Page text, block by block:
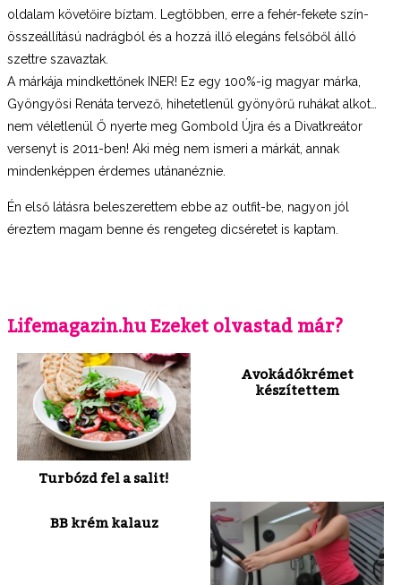
oldalam követőire bíztam. Legtöbben, erre a fehér-fekete szín-
összeállítású nadrágból és a hozzá illő elegáns felsőből álló
szettre szavaztak.
A márkája mindkettőnek INER! Ez egy 100%-ig magyar márka,
Gyöngyösi Renáta tervező, hihetetlenül gyönyörű ruhákat alkot…
nem véletlenül Ő nyerte meg Gombold Újra és a Divatkreátor
versenyt is 2011-ben! Aki még nem ismeri a márkát, annak
mindenképpen érdemes utánanéznie.
Én első látásra beleszerettem ebbe az outfit-be, nagyon jól
éreztem magam benne és rengeteg dicséretet is kaptam.
Lifemagazin.hu Ezeket olvastad már?
Turbózd fel a salit!
Avokádókrémet
készítettem
BB krém kalauz